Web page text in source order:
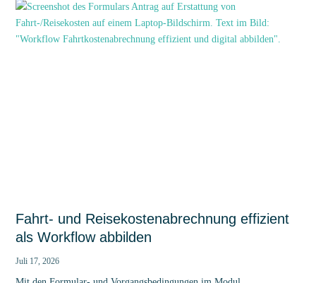
Fahrt- und Reisekostenabrechnung effizient
als Workflow abbilden
Juli 17, 2026